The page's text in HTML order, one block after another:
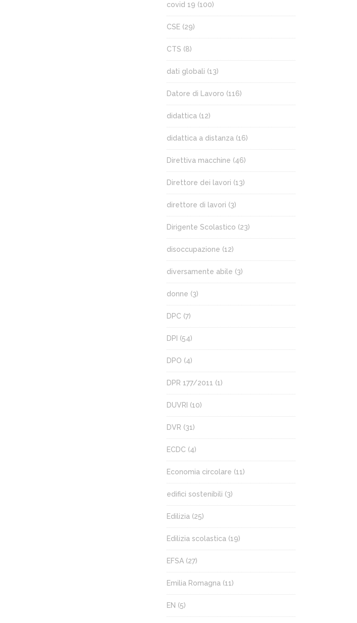
covid 19 (100)
CSE (29)
CTS (8)
dati globali (13)
Datore di Lavoro (116)
didattica (12)
didattica a distanza (16)
Direttiva macchine (46)
Direttore dei lavori (13)
direttore di lavori (3)
Dirigente Scolastico (23)
disoccupazione (12)
diversamente abile (3)
donne (3)
DPC (7)
DPI (54)
DPO (4)
DPR 177/2011 (1)
DUVRI (10)
DVR (31)
ECDC (4)
Economia circolare (11)
edifici sostenibili (3)
Edilizia (25)
Edilizia scolastica (19)
EFSA (27)
Emilia Romagna (11)
EN (5)